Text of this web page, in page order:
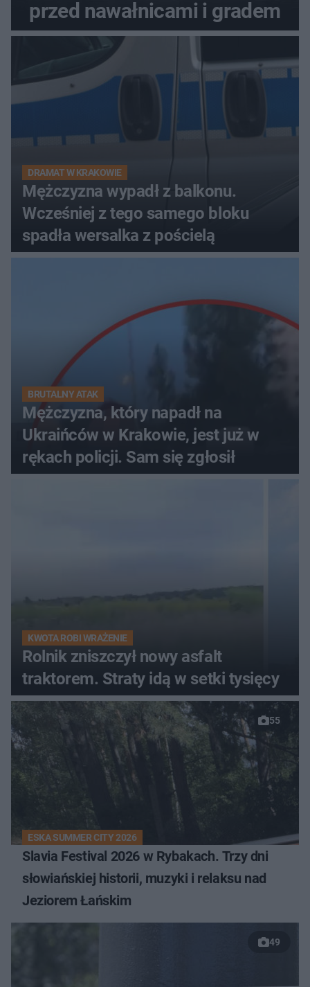
przed nawałnicami i gradem
DRAMAT W KRAKOWIE
Mężczyzna wypadł z balkonu.
Wcześniej z tego samego bloku
spadła wersalka z pościelą
BRUTALNY ATAK
Mężczyzna, który napadł na
Ukraińców w Krakowie, jest już w
rękach policji. Sam się zgłosił
KWOTA ROBI WRAŻENIE
Rolnik zniszczył nowy asfalt
traktorem. Straty idą w setki tysięcy
55
ESKA SUMMER CITY 2026
Slavia Festival 2026 w Rybakach. Trzy dni
słowiańskiej historii, muzyki i relaksu nad
Jeziorem Łańskim
49